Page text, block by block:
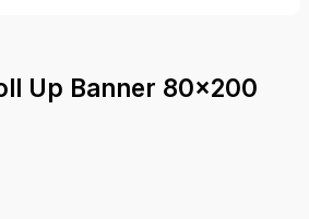
Up Banner 80x200